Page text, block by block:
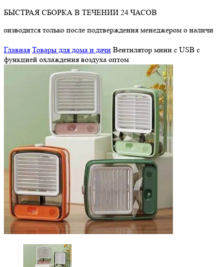
БЫСТРАЯ СБОРКА В ТЕЧЕНИИ 24 ЧАСОВ
только после подтверждения менеджером о наличии
Главная Товары для дома и дачи Вентилятор мини с USB с
функцией охлаждения воздуха оптом